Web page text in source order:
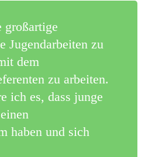
Jugendarbeiten zu
dem
zu arbeiten.
ich es, dass junge
haben und sich